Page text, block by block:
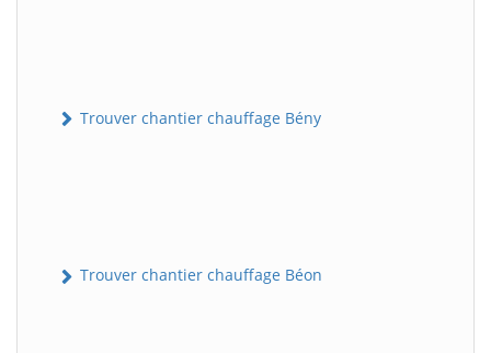
Trouver chantier chauffage Bény
Trouver chantier chauffage Béon